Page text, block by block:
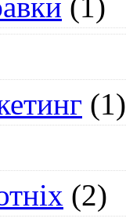
(1)
(1)
(2)